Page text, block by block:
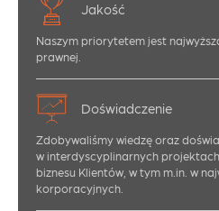
Jakość
Naszym priorytetem jest
prawnej.
Doświadczenie
Zdobywaliśmy wiedzę oraz
w interdyscyplinarnych
biznesu Klientów, w tym m.in. w
korporacyjnych.